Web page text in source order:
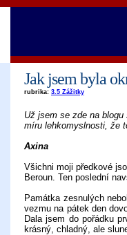
Jak jsem byla
rubrika: 3.5 Zážitky
Už jsem se zde na blogu
míru lehkomyslnosti, že
Axina
Všichni moji předkové
Beroun. Ten poslední
Památka zesnulých
vezmu na pátek den
Dala jsem do pořádku
krásný, chladný, ale